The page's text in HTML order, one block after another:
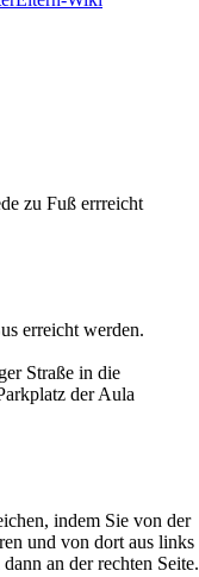
zu Fuß errreicht
erreicht werden.
Straße in die
der Aula
indem Sie von der
und von dort aus links
an der rechten Seite.